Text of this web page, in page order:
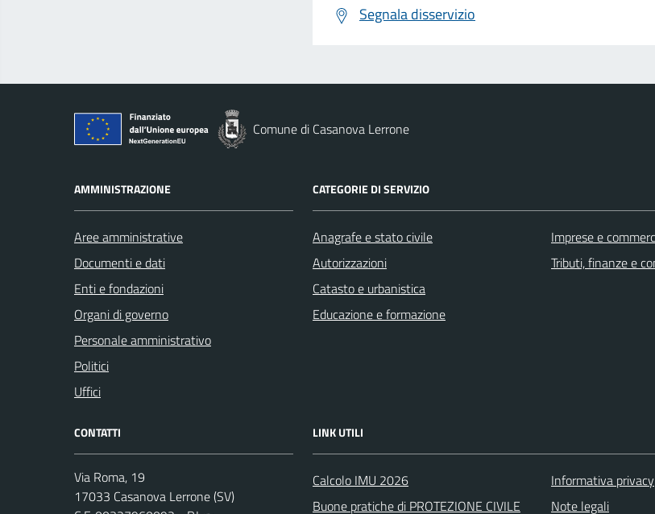
Segnala disservizio
Comune di Casanova Lerrone
AMMINISTRAZIONE
Aree amministrative
Documenti e dati
Enti e fondazioni
Organi di governo
Personale amministrativo
Politici
Uffici
CATEGORIE DI SERVIZIO
Anagrafe e stato civile
Autorizzazioni
Catasto e urbanistica
Educazione e formazione
Imprese e
Tributi, finanze e
CONTATTI
Via Roma, 19
17033 Casanova Lerrone (SV)
LINK UTILI
Calcolo IMU 2026
Buone pratiche di PROTEZIONE CIVILE
Informativa privacy
Note legali